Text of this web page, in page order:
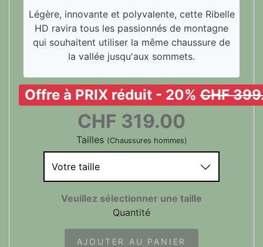
Légère, innovante et polyvalente, cette Ribelle
HD ravira tous les passionnés de montagne
qui souhaitent utiliser la même chaussure de
la vallée jusqu'aux sommets.
Offre à PRIX réduit - 20%CHF
CHF 319.00
Tailles (Chaussures hommes)
Votre taille
Veuillez sélectionner une taille
Quantité
AJOUTER AU PANIER